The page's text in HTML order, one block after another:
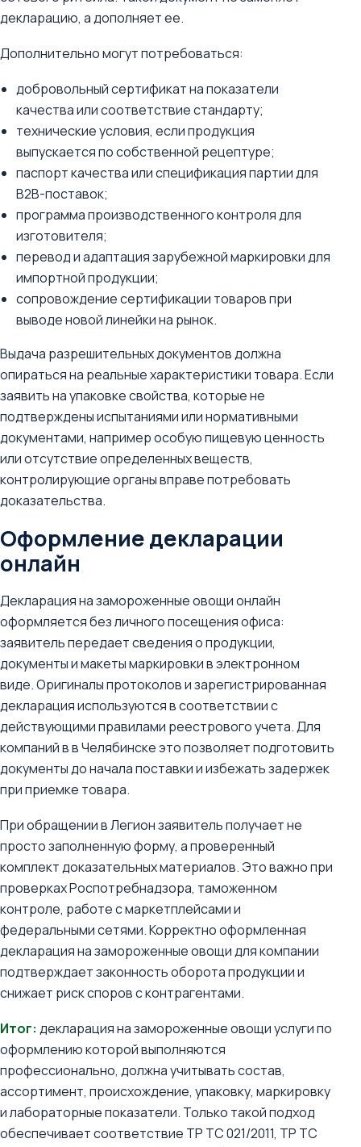
декларацию, а дополняет ее.
Дополнительно могут потребоваться:
добровольный сертификат на показатели
качества или соответствие стандарту;
технические условия, если продукция
выпускается по собственной рецептуре;
паспорт качества или спецификация партии для
B2B-поставок;
программа производственного контроля для
изготовителя;
перевод и адаптация зарубежной маркировки для
импортной продукции;
сопровождение сертификации товаров при
выводе новой линейки на рынок.
Выдача разрешительных документов должна
опираться на реальные характеристики товара. Если
заявить на упаковке свойства, которые не
подтверждены испытаниями или нормативными
документами, например особую пищевую ценность
или отсутствие определенных веществ,
контролирующие органы вправе потребовать
доказательства.
Оформление декларации
онлайн
Декларация на замороженные овощи онлайн
оформляется без личного посещения офиса:
заявитель передает сведения о продукции,
документы и макеты маркировки в электронном
виде. Оригиналы протоколов и зарегистрированная
декларация используются в соответствии с
действующими правилами реестрового учета. Для
компаний в в Челябинске это позволяет подготовить
документы до начала поставки и избежать задержек
при приемке товара.
При обращении в Легион заявитель получает не
просто заполненную форму, а проверенный
комплект доказательных материалов. Это важно при
проверках Роспотребнадзора, таможенном
контроле, работе с маркетплейсами и
федеральными сетями. Корректно оформленная
декларация на замороженные овощи для компании
подтверждает законность оборота продукции и
снижает риск споров с контрагентами.
Итог: декларация на замороженные овощи услуги по
оформлению которой выполняются
профессионально, должна учитывать состав,
ассортимент, происхождение, упаковку, маркировку
и лабораторные показатели. Только такой подход
обеспечивает соответствие ТР ТС 021/2011, ТР ТС